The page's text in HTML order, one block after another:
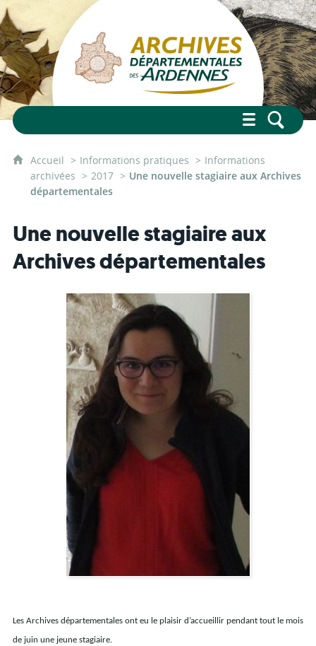
Accueil Informations pratiques
Informations
archivées
2017
Une nouvelle stagiaire aux Archives
départementales
Une nouvelle stagiaire aux
Archives départementales
Les Archives départementales ont eu le plaisir d’accueillir pendant tout le mois
de juin une jeune stagiaire.